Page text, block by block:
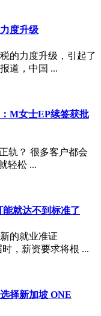
度升级
的力度升级，引起了
道，中国 ...
M女士EP续签获批
轨？ 很多客户都会
轻松 ...
就达不到标准了
的就业准证
时，薪资要求将根 ...
择新加坡 ONE